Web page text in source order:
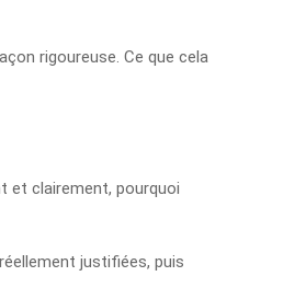
rigoureuse. Ce que cela
et clairement, pourquoi
justifiées, puis